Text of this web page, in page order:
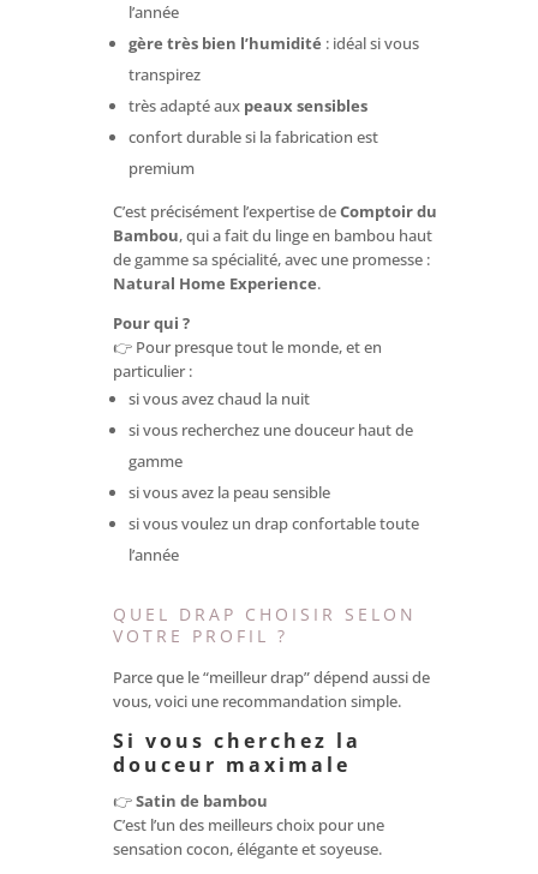
l’année
gère très bien l’humidité : idéal si vous
transpirez
très adapté aux peaux sensibles
confort durable si la fabrication est
premium
C’est précisément l’expertise deComptoir du
Bambou, qui a fait du linge en bambou haut
de gamme sa spécialité, avec une promesse :
Natural Home Experience.
Pour qui ?
👉 Pour presque tout le monde, et en
particulier :
si vous avez chaud la nuit
si vous recherchez une douceur haut de
gamme
si vous avez la peau sensible
si vous voulez un drap confortable toute
l’année
QUEL DRAP CHOISIR SELON
VOTRE PROFIL ?
Parce que le “meilleur drap” dépend aussi de
vous, voici une recommandation simple.
Si vous cherchez la
douceur maximale
👉Satin de bambou
C’est l’un des meilleurs choix pour une
sensation cocon, élégante et soyeuse.